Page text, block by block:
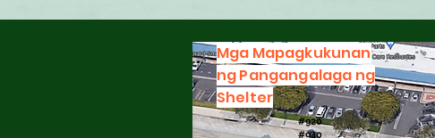
#920
#940
Mga Mapagkukunan
ng Pangangalaga ng
Shelter